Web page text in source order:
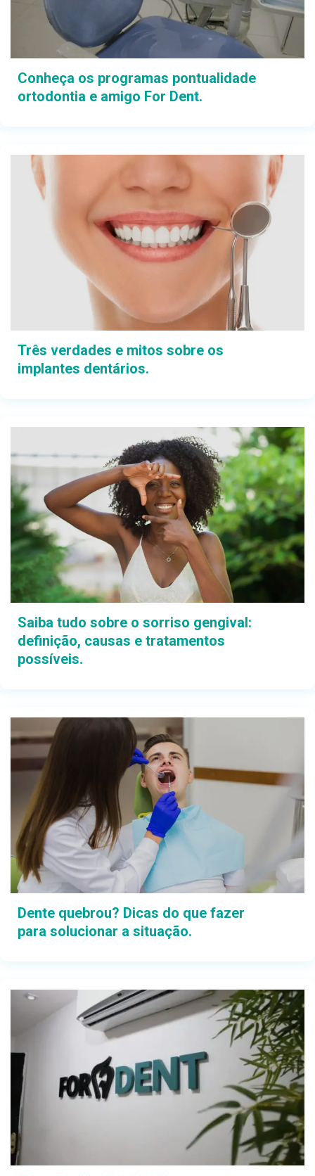
Conheça os programas pontualidade
ortodontia e amigo For Dent.
Três verdades e mitos sobre os
implantes dentários.
Saiba tudo sobre o sorriso gengival:
definição, causas e tratamentos
possíveis.
Dente quebrou? Dicas do que fazer
para solucionar a situação.